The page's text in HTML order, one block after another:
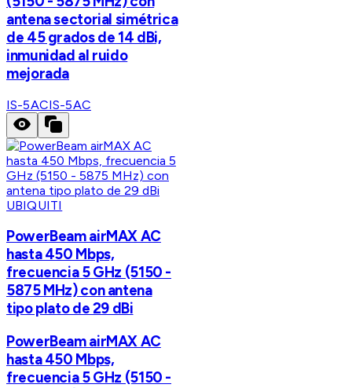
antena sectorial simétrica
de 45 grados de 14 dBi,
inmunidad al ruido
mejorada
IS-5ACIS-5AC
UBIQUITI
PowerBeam airMAX AC
hasta 450 Mbps,
frecuencia 5 GHz (5150 -
5875 MHz) con antena
tipo plato de 29 dBi
PowerBeam airMAX AC
hasta 450 Mbps,
frecuencia 5 GHz (5150 -